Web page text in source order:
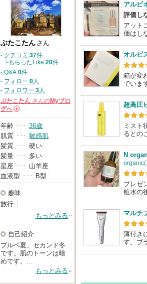
ぶたこたん さん
クチコミ 37件
└もらったLike 20件
Q&A 0件
フォロー 0人
フォロワー 3人
ぶたこたん さんのMyブロ
グへ
→
年齢 ･･･ 36歳
肌質 ･･･ 敏感肌
髪質 ･･･ 硬い
髪量 ･･･ 多い
星座 ･･･ 山羊座
血液型 ･･･ B型
趣味
旅行
もっとみる
自己紹介
ブルベ夏、セカンド冬
です。肌のトーンは暗
めです。…
もっとみる
アルビ
評価し
アット
価はし
オルビ
箱が変
でいま
超高圧
ミスト
るとの
N
organic(
プレゼ
粧水の
マルチ
薄付き
す。ブ